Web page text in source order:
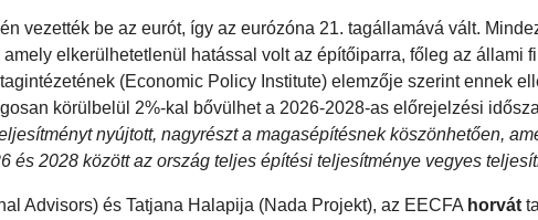
vezették be az eurót, így az eurózóna 21. tagállamává vált.
elkerülhetetlenül hatással volt az építőiparra, főleg az állami
(Economic Policy Institute) elemzője szerint ennek
körülbelül 2%-kal bővülhet a 2026-2028-as előrejelzési
nyújtott, nagyrészt a magasépítésnek köszönhetően,
és 2028 között az ország teljes építési teljesítménye vegyes
Advisors) és Tatjana Halapija (Nada Projekt), az EECFA horvát